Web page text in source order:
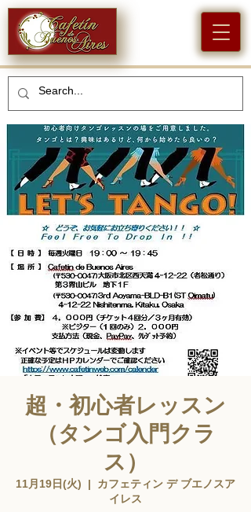
超・初心者レッスン
（タンゴ入門クラ
ス）
11月19日(火)
  |
カフェティン デ ブエノスア
イレス